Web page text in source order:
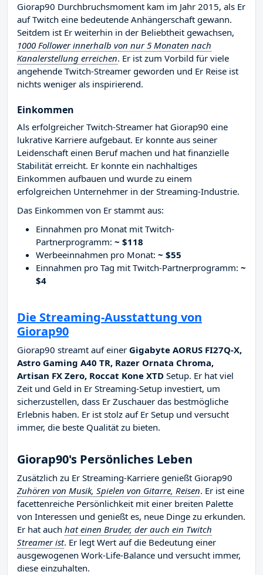
Giorap90 Durchbruchsmoment kam im Jahr 2015, als Er
auf Twitch eine bedeutende Anhängerschaft gewann.
Seitdem ist Er weiterhin in der Beliebtheit gewachsen,
1000 Follower innerhalb von nur 5 Monaten nach
Kanalerstellung erreichen. Er ist zum Vorbild für viele
angehende Twitch-Streamer geworden und Er Reise ist
nichts weniger als inspirierend.
Einkommen
Als erfolgreicher Twitch-Streamer hat Giorap90 eine
lukrative Karriere aufgebaut. Er konnte aus seiner
Leidenschaft einen Beruf machen und hat finanzielle
Stabilität erreicht. Er konnte ein nachhaltiges
Einkommen aufbauen und wurde zu einem
erfolgreichen Unternehmer in der Streaming-Industrie.
Das Einkommen von Er stammt aus:
Einnahmen pro Monat mit Twitch-
Partnerprogramm: ~ $118
Werbeeinnahmen pro Monat: ~ $55
Einnahmen pro Tag mit Twitch-Partnerprogramm: ~
$4
Die Streaming-Ausstattung von
Giorap90
Giorap90 streamt auf einer Gigabyte AORUS FI27Q-X,
Astro Gaming A40 TR, Razer Ornata Chroma,
Artisan FX Zero, Roccat Kone XTD Setup. Er hat viel
Zeit und Geld in Er Streaming-Setup investiert, um
sicherzustellen, dass Er Zuschauer das bestmögliche
Erlebnis haben. Er ist stolz auf Er Setup und versucht
immer, die beste Qualität zu bieten.
Giorap90's Persönliches Leben
Zusätzlich zu Er Streaming-Karriere genießt Giorap90
Zuhören von Musik, Spielen von Gitarre, Reisen. Er ist eine
facettenreiche Persönlichkeit mit einer breiten Palette
von Interessen und genießt es, neue Dinge zu erkunden.
Er hat auch hat einen Bruder, der auch ein Twitch
Streamer ist. Er legt Wert auf die Bedeutung einer
ausgewogenen Work-Life-Balance und versucht immer,
diese einzuhalten.